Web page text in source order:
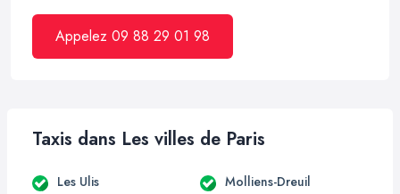
Appelez 09 88 29 01 98
Taxis dans Les villes de Paris
Les Ulis Molliens-Dreuil